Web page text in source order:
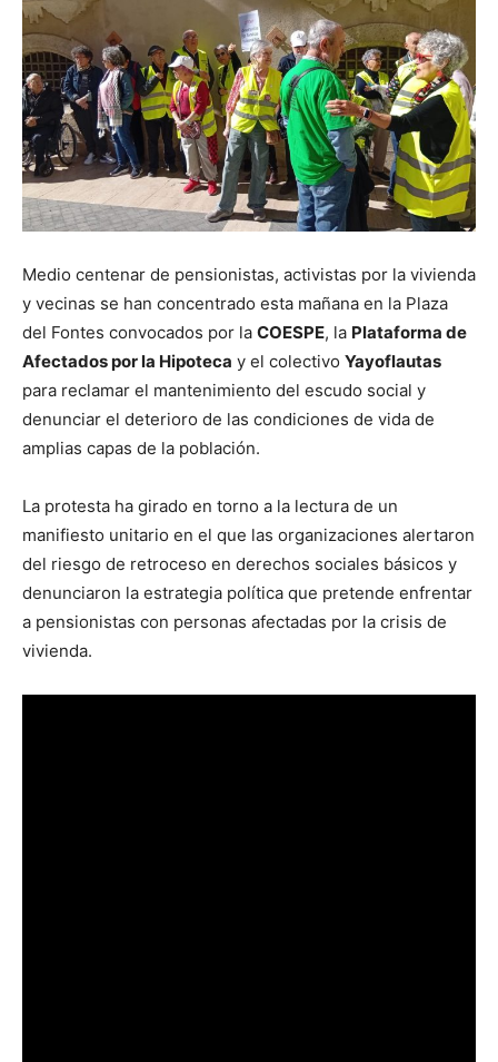
Medio centenar de pensionistas, activistas por la vivienda
y vecinas se han concentrado esta mañana en la Plaza
del Fontes convocados por la COESPE, la Plataforma de
Afectados por la Hipoteca y el colectivo Yayoflautas
para reclamar el mantenimiento del escudo social y
denunciar el deterioro de las condiciones de vida de
amplias capas de la población.
La protesta ha girado en torno a la lectura de un
manifiesto unitario en el que las organizaciones alertaron
del riesgo de retroceso en derechos sociales básicos y
denunciaron la estrategia política que pretende enfrentar
a pensionistas con personas afectadas por la crisis de
vivienda.